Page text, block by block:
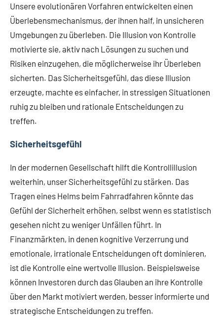
Unsere evolutionären Vorfahren entwickelten einen
Überlebensmechanismus, der ihnen half, in unsicheren
Umgebungen zu überleben. Die Illusion von Kontrolle
motivierte sie, aktiv nach Lösungen zu suchen und
Risiken einzugehen, die möglicherweise ihr Überleben
sicherten. Das Sicherheitsgefühl, das diese Illusion
erzeugte, machte es einfacher, in stressigen Situationen
ruhig zu bleiben und rationale Entscheidungen zu
treffen.
Sicherheitsgefühl
In der modernen Gesellschaft hilft die Kontrollillusion
weiterhin, unser Sicherheitsgefühl zu stärken. Das
Tragen eines Helms beim Fahrradfahren könnte das
Gefühl der Sicherheit erhöhen, selbst wenn es statistisch
gesehen nicht zu weniger Unfällen führt. In
Finanzmärkten, in denen kognitive Verzerrung und
emotionale, irrationale Entscheidungen oft dominieren,
ist die Kontrolle eine wertvolle Illusion. Beispielsweise
können Investoren durch das Glauben an ihre Kontrolle
über den Markt motiviert werden, besser informierte und
strategische Entscheidungen zu treffen.